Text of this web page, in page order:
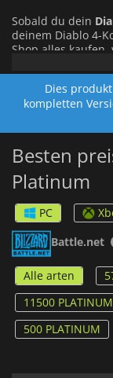
Sobald du dein
deinem Diablo 4-
Shop alles
wird über alle
Diablo 4: Platinum
Zugang zum
Vorankommen im
Pass Tier Skips
Dies
kompletten
Besten
Platinum
PC
Battle.net
Alle arten
11500 PLATINUM
500 PLATINUM